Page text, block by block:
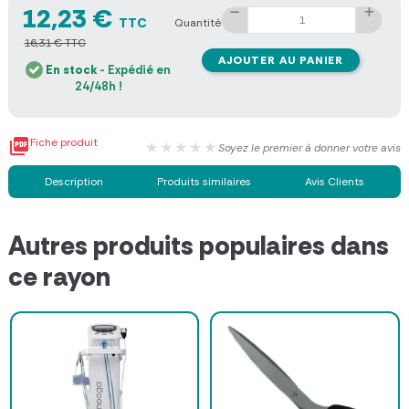
12,23 € TTC
16,31 € TTC
En stock- Expédié en
24/48h !
Quantité
AJOUTER AU PANIER
Fiche produit ★★★★★ Soyez le premier à donner votre avis
Description Produits similaires Avis Clients
Autres produits populaires dans
ce rayon